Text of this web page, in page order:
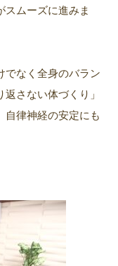
スムーズに進みま
でなく全身のバラン
さない体づくり」
自律神経の安定にも